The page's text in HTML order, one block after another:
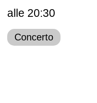
alle 20:30
Concerto